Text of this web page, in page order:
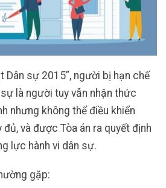
Dân sự 2015”, người bị hạn chế
là người tuy vẫn nhận thức
nhưng không thể điều khiển
và được Tòa án ra quyết định
lực hành vi dân sự.
gặp: